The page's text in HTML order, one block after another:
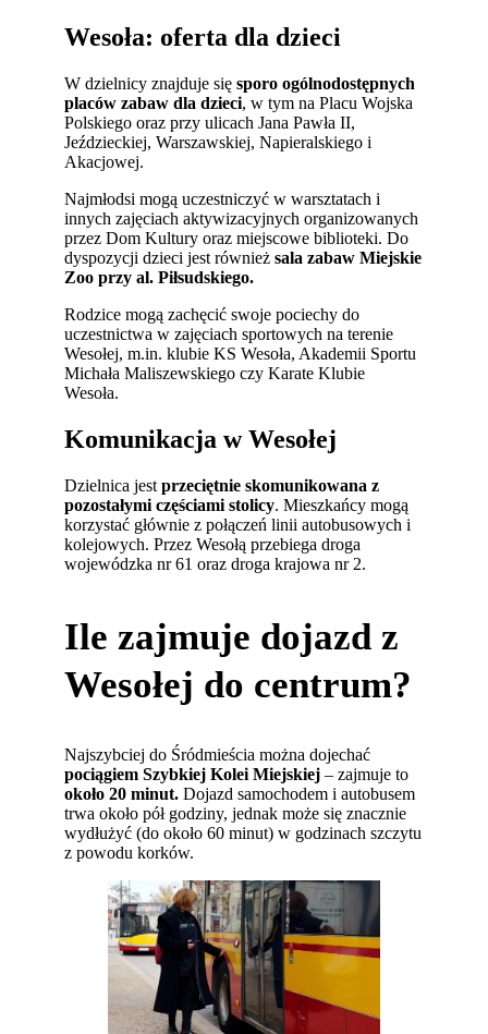
Wesoła: oferta dla dzieci
W dzielnicy znajduje sięsporo ogólnodostępnych
placów zabaw dla dzieci, w tym na Placu Wojska
Polskiego oraz przy ulicach Jana Pawła II,
Jeździeckiej, Warszawskiej, Napieralskiego i
Akacjowej.
Najmłodsi mogą uczestniczyć w warsztatach i
innych zajęciach aktywizacyjnych organizowanych
przez Dom Kultury oraz miejscowe biblioteki. Do
dyspozycji dzieci jest równieżsala zabaw Miejskie
Zoo przy al. Piłsudskiego.
Rodzice mogą zachęcić swoje pociechy do
uczestnictwa w zajęciach sportowych na terenie
Wesołej, m.in. klubie KS Wesoła, Akademii Sportu
Michała Maliszewskiego czy Karate Klubie
Wesoła.
Komunikacja w Wesołej
Dzielnica jestprzeciętnie skomunikowana z
pozostałymi częściami stolicy. Mieszkańcy mogą
korzystać głównie z połączeń linii autobusowych i
kolejowych. Przez Wesołą przebiega droga
wojewódzka nr 61 oraz droga krajowa nr 2.
Ile zajmuje dojazd z
Wesołej do centrum?
Najszybciej do Śródmieścia można dojechać
pociągiem Szybkiej Kolei Miejskiej – zajmuje to
około 20 minut. Dojazd samochodem i autobusem
trwa około pół godziny, jednak może się znacznie
wydłużyć (do około 60 minut) w godzinach szczytu
z powodu korków.